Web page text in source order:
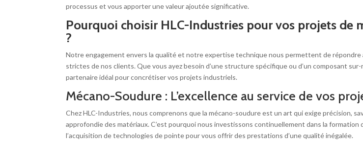
processus et vous apporter une valeur ajoutée significative.
Pourquoi choisir HLC-Industries pour vos projets de
?
Notre engagement envers la qualité et notre expertise technique nous permettent de répondre
strictes de nos clients. Que vous ayez besoin d’une structure spécifique ou d’un composant
partenaire idéal pour concrétiser vos projets industriels.
Mécano-Soudure : L’excellence au service de vos
Chez HLC-Industries, nous comprenons que la mécano-soudure est un art qui exige précision,
approfondie des matériaux. C’est pourquoi nous investissons continuellement dans la formation
l’acquisition de technologies de pointe pour vous offrir des prestations d’une qualité inégalée.